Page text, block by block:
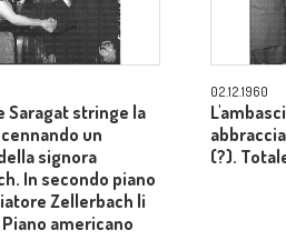
Saragat stringe la
un
signora
In secondo piano
Zellerbach li
americano
02.12.1960
(?).